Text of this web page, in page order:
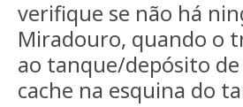
verifique se não há
Miradouro, quando o
ao tanque/depósito
cache na esquina do